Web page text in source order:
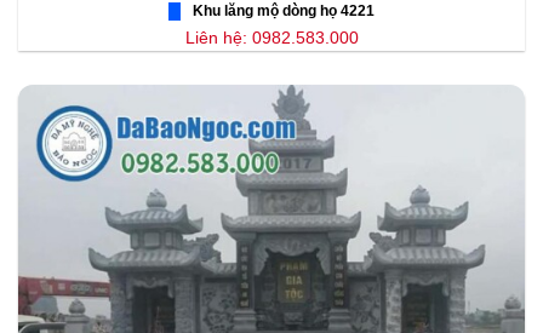
Khu lăng mộ dòng họ 4221
Liên hệ: 0982.583.000